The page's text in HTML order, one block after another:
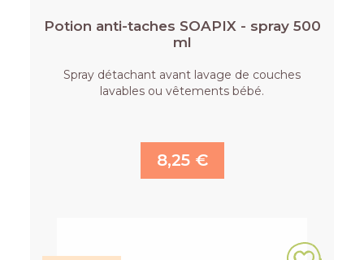
Potion anti-taches SOAPIX - spray 500
ml
Spray détachant avant lavage de couches
lavables ou vêtements bébé.
8,25 €